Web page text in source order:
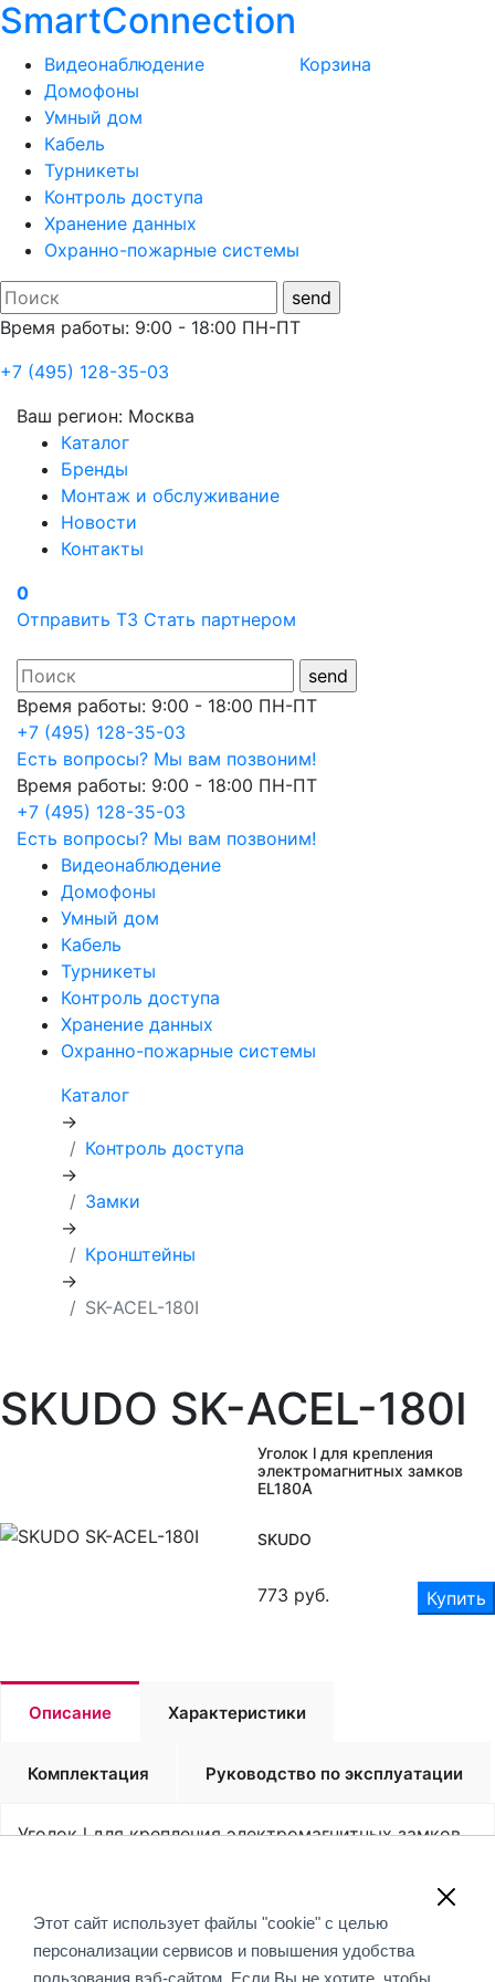
SmartConnection
Видеонаблюдение
Домофоны
Умный дом
Кабель
Турникеты
Контроль доступа
Хранение данных
Охранно-пожарные системы
Корзина
Время работы: 9:00 - 18:00 ПН-ПТ
+7 (495) 128-35-03
Ваш регион: Москва
Каталог
Бренды
Монтаж и обслуживание
Новости
Контакты
0
Отправить ТЗ Стать партнером
Время работы: 9:00 - 18:00 ПН-ПТ
+7 (495) 128-35-03
Есть вопросы? Мы вам позвоним!
Время работы: 9:00 - 18:00 ПН-ПТ
+7 (495) 128-35-03
Есть вопросы? Мы вам позвоним!
Видеонаблюдение
Домофоны
Умный дом
Кабель
Турникеты
Контроль доступа
Хранение данных
Охранно-пожарные системы
Каталог
→
Контроль доступа
→
Замки
→
Кронштейны
→
SK-ACEL-180I
SKUDO SK-ACEL-180I
Уголок l для крепления
электромагнитных замков
EL180A
SKUDO
773 руб. Купить
Описание Характеристики
Комплектация Руководство по эксплуатации
Уголок l для крепления электромагнитных замков
Обращаем Ваше внимание, что вся информация,
размещенная на данном интернет-сайте, носит
информационный характер и не является публичной
Этот сайт использует файлы "cookie" с целью
персонализации сервисов и повышения удобства
пользования вэб-сайтом. Если Вы не хотите, чтобы